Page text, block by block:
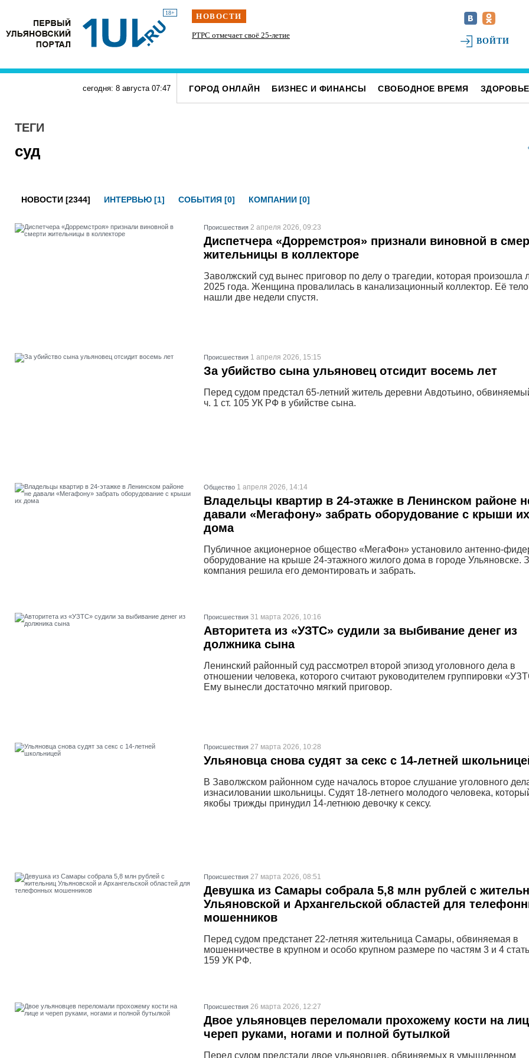
18+ НОВОСТИ
силачи Наше наследие: история первых «небоскрёбов»
Ульяновска
РТРС отмечает своё 25-летие
На ульяновском фестивале «Наше время» силачи
поднимут более 300 килограммов и выступит
ВОЙТИ
сегодня: 8 августа 07:47 ГОРОД ОНЛАЙН БИЗНЕС И ФИНАНСЫ СВОБОДНОЕ ВРЕМЯ ЗДОРОВЬЕ
ТЕГИ
суд
НОВОСТИ [2344] ИНТЕРВЬЮ [1] СОБЫТИЯ [0] КОМПАНИИ [0]
Проиcшествия 2 апреля 2026, 09:23
Диспетчера «Дорремстроя» признали виновной в
жительницы в коллекторе
Заволжский суд вынес приговор по делу о трагедии, которая произошла
2025 года. Женщина провалилась в канализационный коллектор. Её тело
нашли две недели спустя.
Проиcшествия 1 апреля 2026, 15:15
За убийство сына ульяновец отсидит восемь лет
Перед судом предстал 65-летний житель деревни Авдотьино,
ч. 1 ст. 105 УК РФ в убийстве сына.
Общество 1 апреля 2026, 14:14
Владельцы квартир в 24-этажке в Ленинском районе
давали «Мегафону» забрать оборудование с крыши их
дома
Публичное акционерное общество «МегаФон» установило антенно-
оборудование на крыше 24-этажного жилого дома в городе Ульяновске.
компания решила его демонтировать и забрать.
Проиcшествия 31 марта 2026, 10:16
Авторитета из «УЗТС» судили за выбивание денег из
должника сына
Ленинский районный суд рассмотрел второй эпизод уголовного дела в
отношении человека, которого считают руководителем группировки
Ему вынесли достаточно мягкий приговор.
Проиcшествия 27 марта 2026, 10:28
Ульяновца снова судят за секс с 14-летней
В Заволжском районном суде началось второе слушание уголовного
изнасиловании школьницы. Судят 18-летнего молодого человека,
якобы трижды принудил 14-летнюю девочку к сексу.
Проиcшествия 27 марта 2026, 08:51
Девушка из Самары собрала 5,8 млн рублей с
Ульяновской и Архангельской областей для
мошенников
Перед судом предстанет 22-летняя жительница Самары, обвиняемая в
мошенничестве в крупном и особо крупном размере по частям 3 и 4
159 УК РФ.
Проиcшествия 26 марта 2026, 12:27
Двое ульяновцев переломали прохожему кости на
череп руками, ногами и полной бутылкой
Перед судом предстали двое ульяновцев, обвиняемых в умышленном